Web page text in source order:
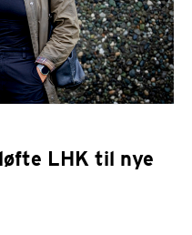
LHK til nye